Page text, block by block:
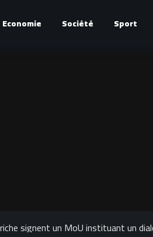
Economie Société Sport
signent un MoU instituant un